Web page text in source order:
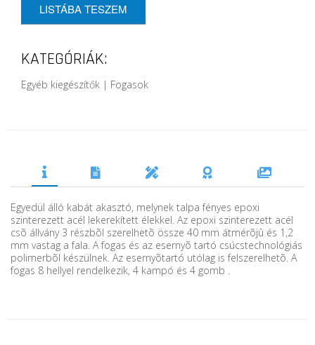
LISTÁBA TESZEM
KATEGÓRIÁK:
Egyéb kiegészítők | Fogasok
Egyedül álló kabát akasztó, melynek talpa fényes epoxi
szinterezett acél lekerekített élekkel. Az epoxi szinterezett acél
csõ állvány 3 részbõl szerelhetõ össze 40 mm átmérõjû és 1,2
mm vastag a fala. A fogas és az esernyõ tartó csúcstechnológiás
polimerbõl készülnek. Az esernyõtartó utólag is felszerelhetõ. A
fogas 8 hellyel rendelkezik, 4 kampó és 4 gomb .